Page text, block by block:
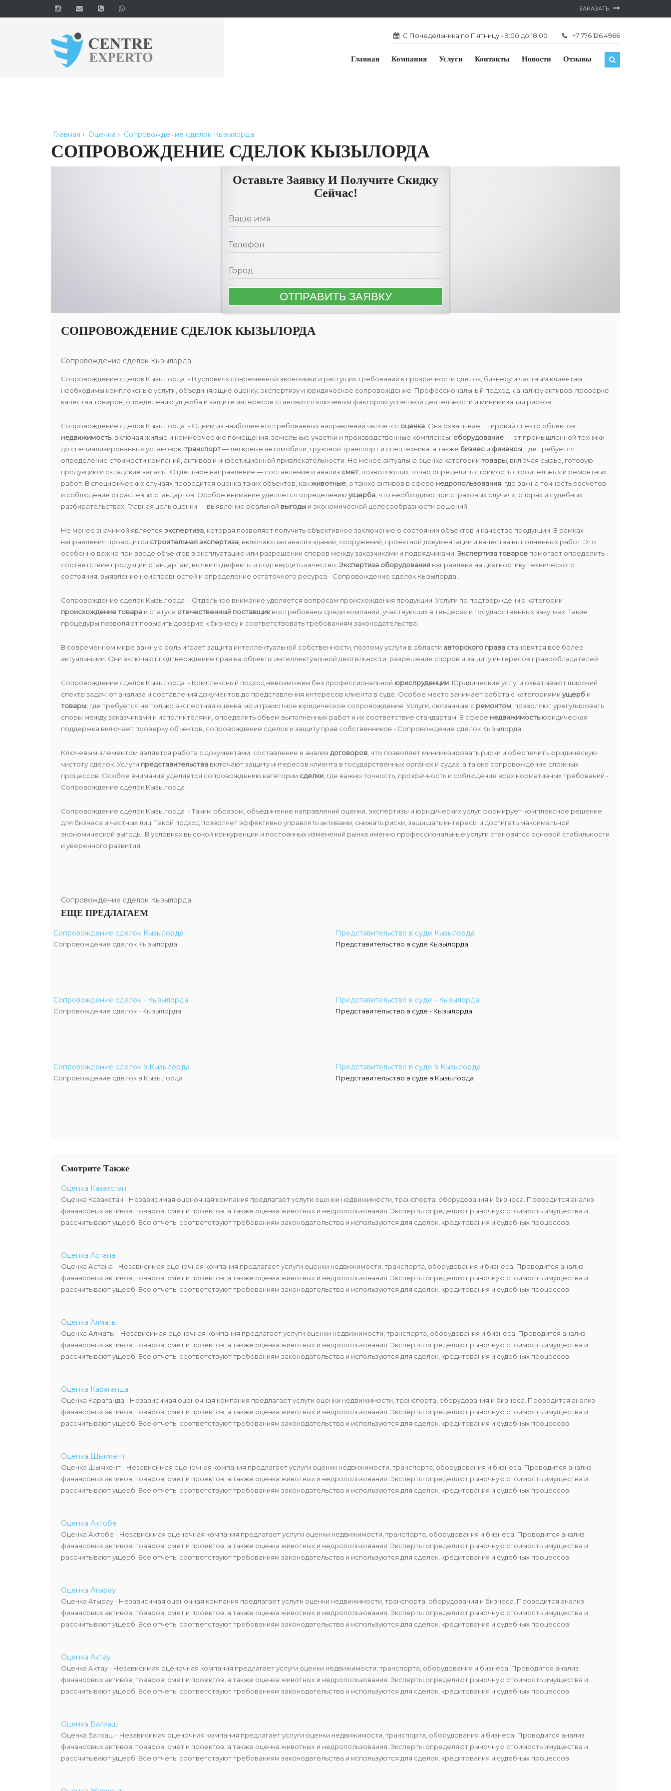
ЗАКАЗАТЬ
С Понедельника по Пятницу - 9:00 до 18:00 +7 776 126 4966
Главная Компания Услуги Контакты Новости Отзывы
Главная › Оценка › Сопровождение сделок Кызылорда
СОПРОВОЖДЕНИЕ СДЕЛОК КЫЗЫЛОРДА
Оставьте Заявку И Получите Скидку
Сейчас!
СОПРОВОЖДЕНИЕ СДЕЛОК КЫЗЫЛОРДА
Сопровождение сделок Кызылорда
Сопровождение сделок Кызылорда - В условиях современной экономики и растущих требований к прозрачности сделок, бизнесу и частным клиентам
необходимы комплексные услуги, объединяющие оценку, экспертизу и юридическое сопровождение. Профессиональный подход к анализу активов, проверке
качества товаров, определению ущерба и защите интересов становится ключевым фактором успешной деятельности и минимизации рисков.
Сопровождение сделок Кызылорда - Одним из наиболее востребованных направлений является оценка . Она охватывает широкий спектр объектов:
недвижимость, включая жилые и коммерческие помещения, земельные участки и производственные комплексы; оборудование— от промышленной техники
до специализированных установок; транспорт— легковые автомобили, грузовой транспорт и спецтехника; а также бизнес и финансы , где требуется
определение стоимости компаний, активов и инвестиционной привлекательности. Не менее актуальна оценка категории товары , включая сырье, готовую
продукцию и складские запасы. Отдельное направление — составление и анализ смет , позволяющих точно определить стоимость строительных и ремонтных
работ. В специфических случаях проводится оценка таких объектов, какживотные , а также активов в сфере недропользования , где важна точность расчетов
и соблюдение отраслевых стандартов. Особое внимание уделяется определению ущерба , что необходимо при страховых случаях, спорах и судебных
разбирательствах. Главная цель оценки — выявление реальной выгоды и экономической целесообразности решений.
Не менее значимой является экспертиза , которая позволяет получить объективное заключение о состоянии объектов и качестве продукции. В рамках
направления проводится строительная экспертиза , включающая анализ зданий, сооружений, проектной документации и качества выполненных работ. Это
особенно важно при вводе объектов в эксплуатацию или разрешении споров между заказчиками и подрядчиками. Экспертиза товаров помогает определить
соответствие продукции стандартам, выявить дефекты и подтвердить качество. Экспертиза оборудования направлена на диагностику технического
состояния, выявление неисправностей и определение остаточного ресурса - Сопровождение сделок Кызылорда .
Сопровождение сделок Кызылорда - Отдельное внимание уделяется вопросам происхождения продукции. Услуги по подтверждению категории
происхождение товара и статуса отечественный поставщиквостребованы среди компаний, участвующих в тендерах и государственных закупках. Такие
процедуры позволяют повысить доверие к бизнесу и соответствовать требованиям законодательства.
В современном мире важную роль играет защита интеллектуальной собственности, поэтому услуги в области авторского права становятся всё более
актуальными. Они включают подтверждение прав на объекты интеллектуальной деятельности, разрешение споров и защиту интересов правообладателей.
Сопровождение сделок Кызылорда - Комплексный подход невозможен без профессиональной юриспруденции . Юридические услуги охватывают широкий
спектр задач: от анализа и составления документов до представления интересов клиента в суде. Особое место занимает работа с категориями ущерб и
товары , где требуется не только экспертная оценка, но и грамотное юридическое сопровождение. Услуги, связанные с ремонтом , позволяют урегулировать
споры между заказчиками и исполнителями, определить объем выполненных работ и их соответствие стандартам. В сфере недвижимостьюридическая
поддержка включает проверку объектов, сопровождение сделок и защиту прав собственников - Сопровождение сделок Кызылорда .
Ключевым элементом является работа с документами: составление и анализ договоров , что позволяет минимизировать риски и обеспечить юридическую
чистоту сделок. Услуги представительства включают защиту интересов клиента в государственных органах и судах, а также сопровождение сложных
процессов. Особое внимание уделяется сопровождению категории сделки , где важны точность, прозрачность и соблюдение всех нормативных требований -
Сопровождение сделок Кызылорда .
Сопровождение сделок Кызылорда - Таким образом, объединение направлений оценки, экспертизы и юридических услуг формирует комплексное решение
для бизнеса и частных лиц. Такой подход позволяет эффективно управлять активами, снижать риски, защищать интересы и достигать максимальной
экономической выгоды. В условиях высокой конкуренции и постоянных изменений рынка именно профессиональные услуги становятся основой стабильности
и уверенного развития.
Сопровождение сделок Кызылорда
ЕЩЕ ПРЕДЛАГАЕМ
Сопровождение сделок Кызылорда
Сопровождение сделок Кызылорда
Сопровождение сделок - Кызылорда
Сопровождение сделок - Кызылорда
Сопровождение сделок в Кызылорда
Сопровождение сделок в Кызылорда
Представительство в суде Кызылорда
Представительство в суде Кызылорда
Представительство в суде - Кызылорда
Представительство в суде - Кызылорда
Представительство в суде в Кызылорда
Представительство в суде в Кызылорда
Смотрите Также
Оценка Казахстан
Оценка Казахстан - Независимая оценочная компания предлагает услуги оценки недвижимости, транспорта, оборудования и бизнеса. Проводится анализ
финансовых активов, товаров, смет и проектов, а также оценка животных и недропользования. Эксперты определяют рыночную стоимость имущества и
рассчитывают ущерб. Все отчеты соответствуют требованиям законодательства и используются для сделок, кредитования и судебных процессов.
Оценка Астана
Оценка Астана - Независимая оценочная компания предлагает услуги оценки недвижимости, транспорта, оборудования и бизнеса. Проводится анализ
финансовых активов, товаров, смет и проектов, а также оценка животных и недропользования. Эксперты определяют рыночную стоимость имущества и
рассчитывают ущерб. Все отчеты соответствуют требованиям законодательства и используются для сделок, кредитования и судебных процессов.
Оценка Алматы
Оценка Алматы - Независимая оценочная компания предлагает услуги оценки недвижимости, транспорта, оборудования и бизнеса. Проводится анализ
финансовых активов, товаров, смет и проектов, а также оценка животных и недропользования. Эксперты определяют рыночную стоимость имущества и
рассчитывают ущерб. Все отчеты соответствуют требованиям законодательства и используются для сделок, кредитования и судебных процессов.
Оценка Караганда
Оценка Караганда - Независимая оценочная компания предлагает услуги оценки недвижимости, транспорта, оборудования и бизнеса. Проводится анализ
финансовых активов, товаров, смет и проектов, а также оценка животных и недропользования. Эксперты определяют рыночную стоимость имущества и
рассчитывают ущерб. Все отчеты соответствуют требованиям законодательства и используются для сделок, кредитования и судебных процессов.
Оценка Шымкент
Оценка Шымкент - Независимая оценочная компания предлагает услуги оценки недвижимости, транспорта, оборудования и бизнеса. Проводится анализ
финансовых активов, товаров, смет и проектов, а также оценка животных и недропользования. Эксперты определяют рыночную стоимость имущества и
рассчитывают ущерб. Все отчеты соответствуют требованиям законодательства и используются для сделок, кредитования и судебных процессов.
Оценка Актобе
Оценка Актобе - Независимая оценочная компания предлагает услуги оценки недвижимости, транспорта, оборудования и бизнеса. Проводится анализ
финансовых активов, товаров, смет и проектов, а также оценка животных и недропользования. Эксперты определяют рыночную стоимость имущества и
рассчитывают ущерб. Все отчеты соответствуют требованиям законодательства и используются для сделок, кредитования и судебных процессов.
Оценка Атырау
Оценка Атырау - Независимая оценочная компания предлагает услуги оценки недвижимости, транспорта, оборудования и бизнеса. Проводится анализ
финансовых активов, товаров, смет и проектов, а также оценка животных и недропользования. Эксперты определяют рыночную стоимость имущества и
рассчитывают ущерб. Все отчеты соответствуют требованиям законодательства и используются для сделок, кредитования и судебных процессов.
Оценка Актау
Оценка Актау - Независимая оценочная компания предлагает услуги оценки недвижимости, транспорта, оборудования и бизнеса. Проводится анализ
финансовых активов, товаров, смет и проектов, а также оценка животных и недропользования. Эксперты определяют рыночную стоимость имущества и
рассчитывают ущерб. Все отчеты соответствуют требованиям законодательства и используются для сделок, кредитования и судебных процессов.
Оценка Балхаш
Оценка Балхаш - Независимая оценочная компания предлагает услуги оценки недвижимости, транспорта, оборудования и бизнеса. Проводится анализ
финансовых активов, товаров, смет и проектов, а также оценка животных и недропользования. Эксперты определяют рыночную стоимость имущества и
рассчитывают ущерб. Все отчеты соответствуют требованиям законодательства и используются для сделок, кредитования и судебных процессов.